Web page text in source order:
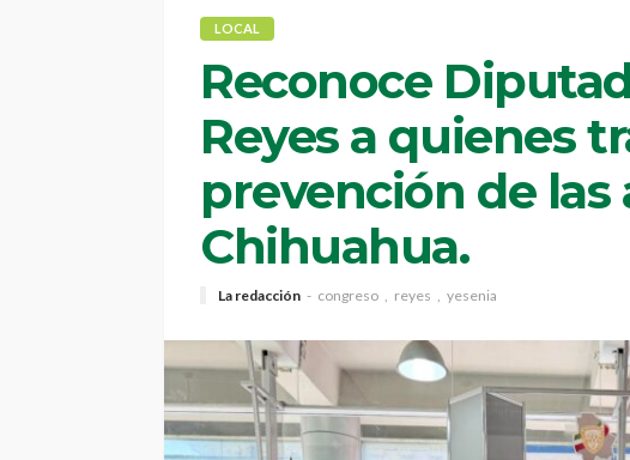
LOCAL
Reconoce
Reyes a quienes
prevención de las
Chihuahua.
La redacción congreso reyes yesenia